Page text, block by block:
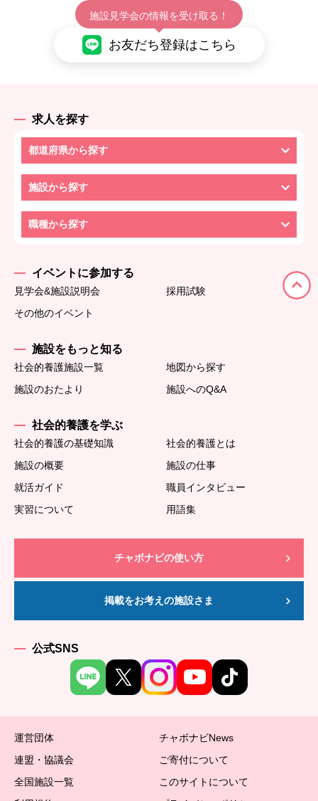
施設見学会の情報を受け取る！
お友だち登録はこちら
求人を探す
都道府県から探す
施設から探す
職種から探す
イベントに参加する
見学会&施設説明会
採用試験
その他のイベント
施設をもっと知る
社会的養護施設一覧
地図から探す
施設のおたより
施設へのQ&A
社会的養護を学ぶ
社会的養護の基礎知識
社会的養護とは
施設の概要
施設の仕事
就活ガイド
職員インタビュー
実習について
用語集
チャボナビの使い方
掲載をお考えの施設さま
公式SNS
運営団体
チャボナビNews
連盟・協議会
ご寄付について
全国施設一覧
このサイトについて